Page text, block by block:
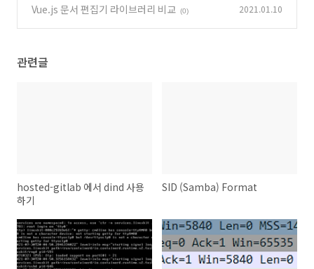
Vue.js 문서 편집기 라이브러리 비교 (0) 2021.01.10
관련글
hosted-gitlab 에서 dind 사용
하기
SID (Samba) Format